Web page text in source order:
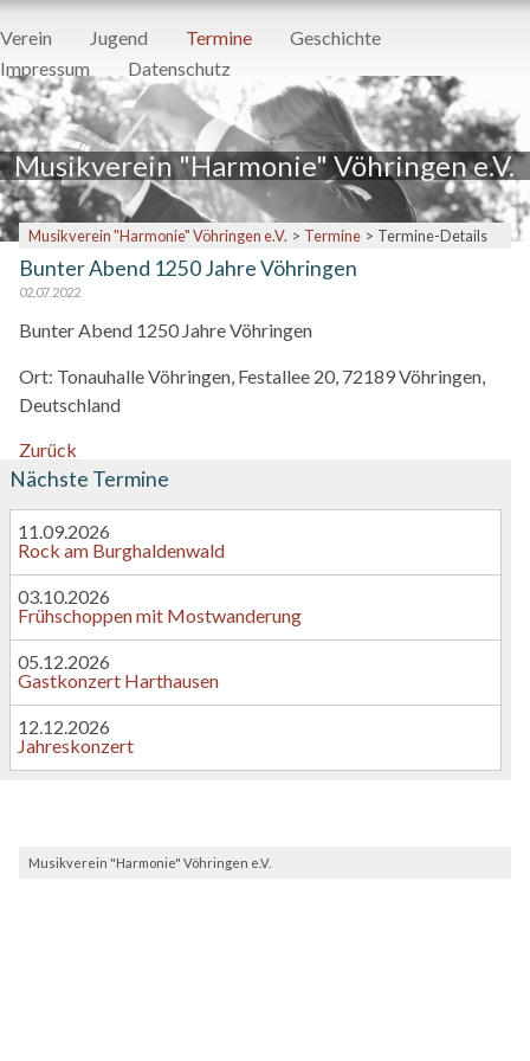
Navigation
Verein Jugend Termine
Geschichte
Impressum
Datenschutz
Musikverein "Harmonie" Vöhringen e.V.
Musikverein "Harmonie" Vöhringen e.V. Termine Termine-Details
Bunter Abend 1250 Jahre Vöhringen
02.07.2022
Bunter Abend 1250 Jahre Vöhringen
Ort: Tonauhalle Vöhringen, Festallee 20, 72189 Vöhringen,
Deutschland
Zurück
Nächste Termine
11.09.2026
Rock am Burghaldenwald
03.10.2026
Frühschoppen mit Mostwanderung
05.12.2026
Gastkonzert Harthausen
12.12.2026
Jahreskonzert
Musikverein "Harmonie" Vöhringen e.V.